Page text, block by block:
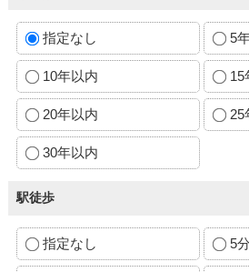
指定なし 5
10年以内 15
20年以内 25
30年以内
駅徒歩
指定なし 5